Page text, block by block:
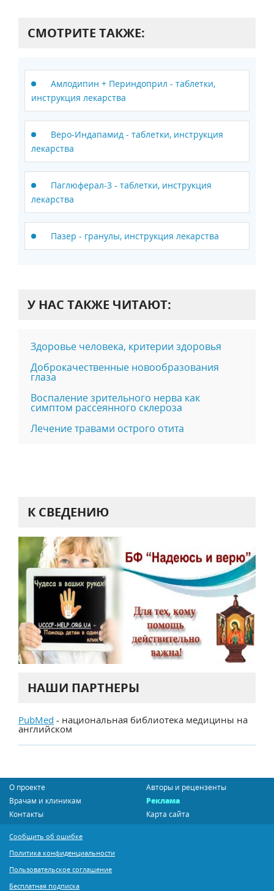
СМОТРИТЕ ТАКЖЕ:
Амлодипин + Периндоприл - таблетки,
инструкция лекарства
Веро-Индапамид - таблетки, инструкция
лекарства
Паглюферал-3 - таблетки, инструкция
лекарства
Пазер - гранулы, инструкция лекарства
У НАС ТАКЖЕ ЧИТАЮТ:
Здоровье человека, критерии здоровья
Доброкачественные новообразования
глаза
Воспаление зрительного нерва как
симптом рассеянного склероза
Лечение травами острого отита
К СВЕДЕНИЮ
НАШИ ПАРТНЕРЫ
PubMed - национальная библиотека медицины на
английском
О проекте
Авторы и рецензенты
Врачам и клиникам
Реклама
Контакты
Карта сайта
Сообщить об ошибке
Политика конфиденциальности
Пользовательское соглашение
Бесплатная подписка